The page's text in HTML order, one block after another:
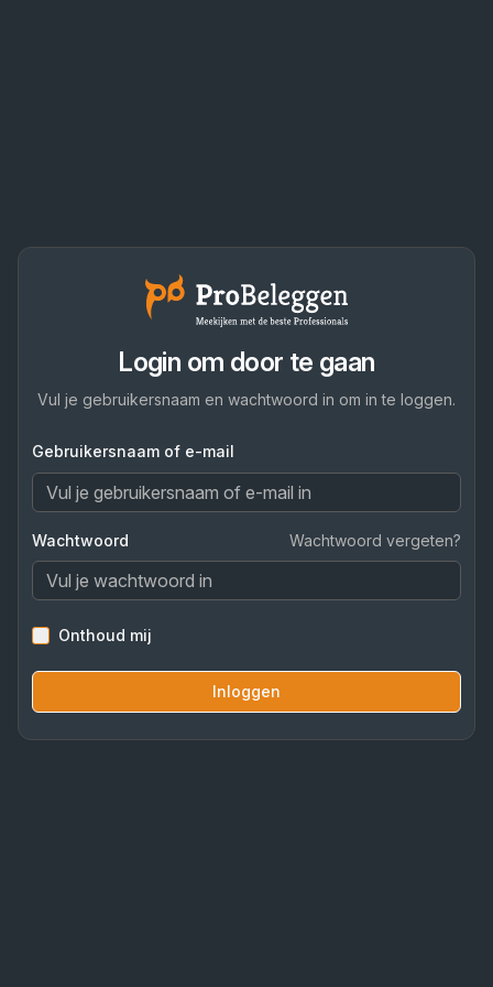
Login om door te gaan
Vul je gebruikersnaam en wachtwoord in om in te loggen.
Gebruikersnaam of e-mail
Wachtwoord Wachtwoord vergeten?
Onthoud mij
Inloggen